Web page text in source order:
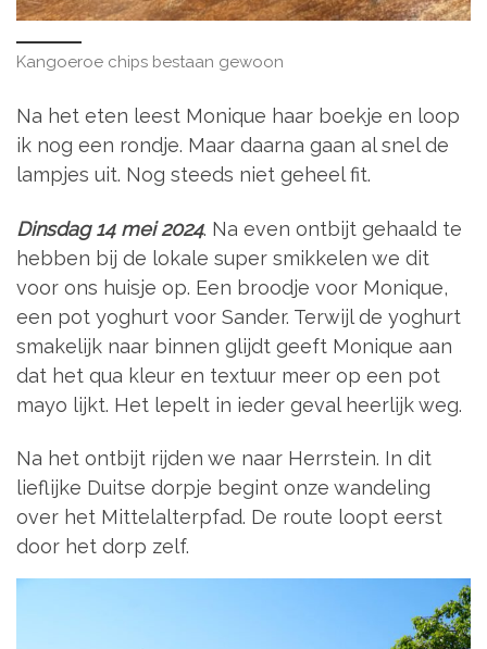
Kangoeroe chips bestaan gewoon
Na het eten leest Monique haar boekje en loop
ik nog een rondje. Maar daarna gaan al snel de
lampjes uit. Nog steeds niet geheel fit.
Dinsdag 14 mei 2024. Na even ontbijt gehaald te
hebben bij de lokale super smikkelen we dit
voor ons huisje op. Een broodje voor Monique,
een pot yoghurt voor Sander. Terwijl de yoghurt
smakelijk naar binnen glijdt geeft Monique aan
dat het qua kleur en textuur meer op een pot
mayo lijkt. Het lepelt in ieder geval heerlijk weg.
Na het ontbijt rijden we naar Herrstein. In dit
lieflijke Duitse dorpje begint onze wandeling
over het Mittelalterpfad. De route loopt eerst
door het dorp zelf.